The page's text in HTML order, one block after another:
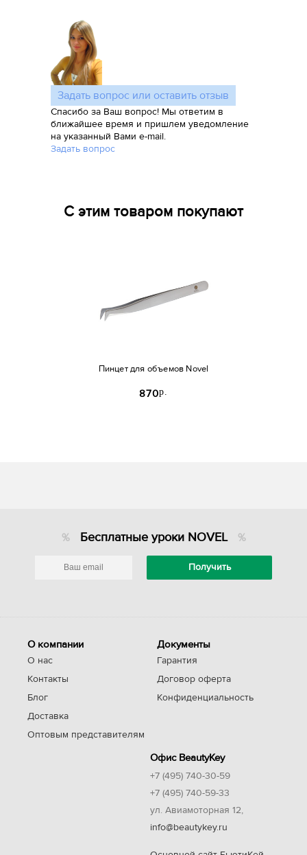
Задать вопрос или оставить отзыв
Спасибо за Ваш вопрос! Мы ответим в
ближайшее время и пришлем уведомление
на указанный Вами e-mail.
Задать вопрос
С этим товаром покупают
Пинцет для объемов Novel
870p.
Бесплатные уроки NOVEL
О компании
О нас
Контакты
Блог
Доставка
Оптовым представителям
Документы
Гарантия
Договор оферта
Конфиденциальность
Офис BeautyKey
+7 (495) 740-30-59
+7 (495) 740-59-33
ул. Авиамоторная 12,
info@beautykey.ru